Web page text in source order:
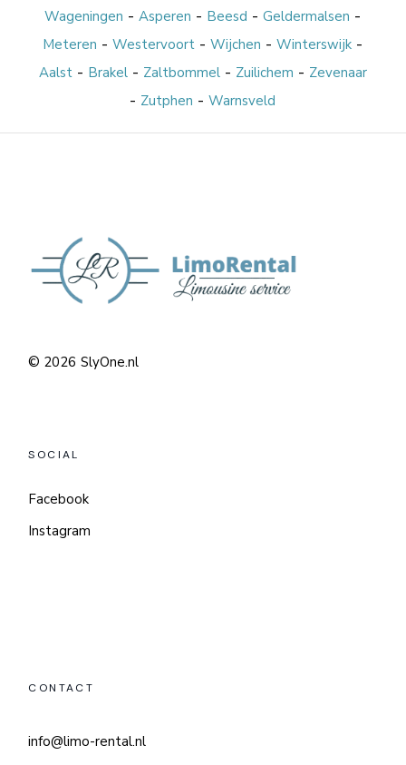
Wageningen -Asperen - Beesd -Geldermalsen -
Meteren -Westervoort -Wijchen -Winterswijk -
Aalst- Brakel- Zaltbommel- Zuilichem - Zevenaar
- Zutphen -Warnsveld
© 2026 SlyOne.nl
SOCIAL
Facebook
Instagram
CONTACT
info@limo-rental.nl